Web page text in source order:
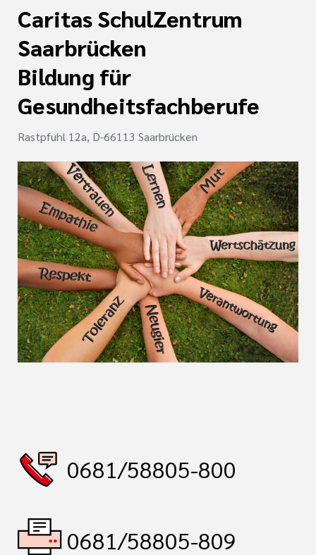
Caritas SchulZentrum
Saarbrücken
Bildung für
Gesundheitsfachberufe
Rastpfuhl 12a, D-66113 Saarbrücken
0681/58805-800
0681/58805-809